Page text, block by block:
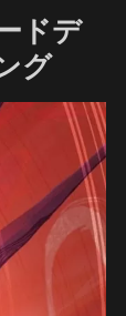
ドデ
グ